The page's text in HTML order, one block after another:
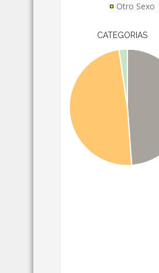
Otro Sexo
CATEGORIAS